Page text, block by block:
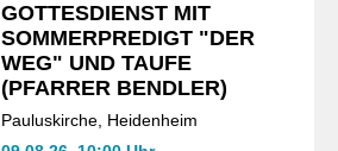
GOTTESDIENST MIT
SOMMERPREDIGT "DER
WEG" UND TAUFE
(PFARRER BENDLER)
Pauluskirche, Heidenheim